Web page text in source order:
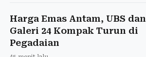
Harga Emas Antam, UBS dan
Galeri 24 Kompak Turun di
Pegadaian